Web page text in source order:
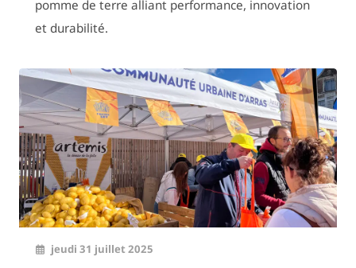
pomme de terre alliant performance, innovation
et durabilité.
jeudi 31 juillet 2025